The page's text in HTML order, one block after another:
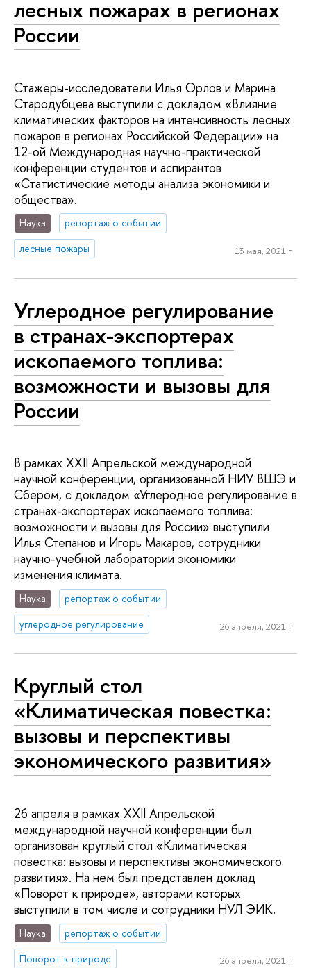
лесных пожарах в регионах
России
Стажеры-исследователи Илья Орлов и Марина
Стародубцева выступили с докладом «Влияние
климатических факторов на интенсивность лесных
пожаров в регионах Российской Федерации» на
12-ой Международная научно-практической
конференции студентов и аспирантов
«Статистические методы анализа экономики и
общества».
Наука
репортаж о событии
лесные пожары
13 мая, 2021 г.
Углеродное регулирование
в странах-экспортерах
ископаемого топлива:
возможности и вызовы для
России
В рамках XXII Апрельской международной
научной конференции, организованной НИУ ВШЭ и
Сбером, с докладом «Углеродное регулирование в
странах-экспортерах ископаемого топлива:
возможности и вызовы для России» выступили
Илья Степанов и Игорь Макаров, сотрудники
научно-учебной лаборатории экономики
изменения климата.
Наука
репортаж о событии
углеродное регулирование
26 апреля, 2021 г.
Круглый стол
«Климатическая повестка:
вызовы и перспективы
экономического развития»
26 апреля в рамках XXII Апрельской
международной научной конференции был
организован круглый стол «Климатическая
повестка: вызовы и перспективы экономического
развития». На нем был представлен доклад
«Поворот к природе», авторами которых
выступили в том числе и сотрудники НУЛ ЭИК.
Наука
репортаж о событии
Поворот к природе
26 апреля, 2021 г.